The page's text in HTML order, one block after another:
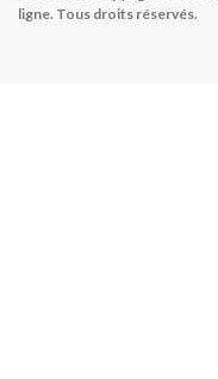
ligne. Tous droits réservés.